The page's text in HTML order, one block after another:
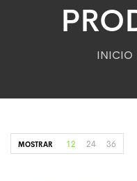
INICIO
MOSTRAR 12 24 36